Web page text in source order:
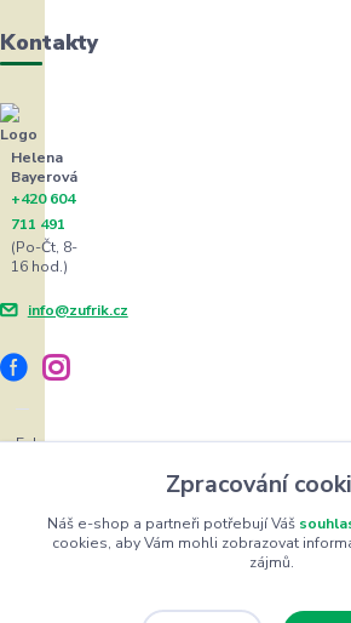
Kontakty
Helena
Bayerová
+420 604
711 491
(Po-Čt, 8-
16 hod.)
info@zufrik.cz
Eshop
Copyright
Zpracování
Náš e-shop a partneři potřebují Váš
cookies, aby Vám mohli zobrazovat
zájmů.